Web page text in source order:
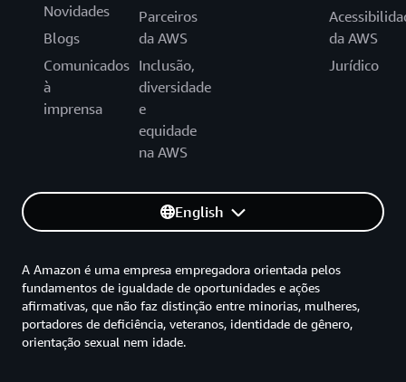
Novidades
Blogs
Comunicados
à
imprensa
Parceiros
da AWS
Inclusão,
diversidade
e
equidade
na AWS
da AWS
Jurídico
English
A Amazon é uma empresa empregadora orientada pelos
fundamentos de igualdade de oportunidades e ações
afirmativas, que não faz distinção entre minorias, mulheres,
portadores de deficiência, veteranos, identidade de gênero,
orientação sexual nem idade.